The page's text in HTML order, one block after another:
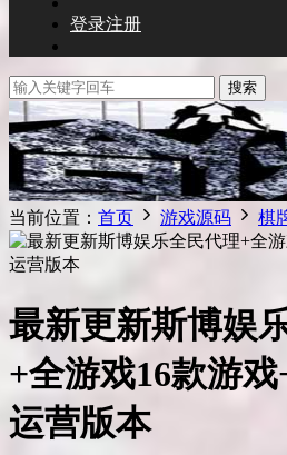
登录注册
搜索
当前位置： 首页 游戏源码 棋
最新更新斯博娱
+全游戏16款游
运营版本